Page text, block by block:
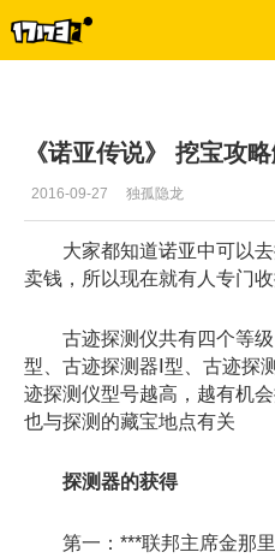
《诺亚传说》 挖宝攻
2016-09-27 独孤隐龙
大家都知道诺亚中可以去
卖钱，所以现在就有人专门收
古迹探测仪共有四个等级
型、古迹探测器Ⅰ型、古迹探
迹探测仪型号越高，越有机
也与探测的藏宝地点有关
探测器的获得
第一：***联邦主席金那里